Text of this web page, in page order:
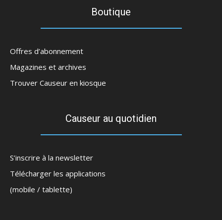
Boutique
Offres d’abonnement
Magazines et archives
Trouver Causeur en kiosque
Causeur au quotidien
S’inscrire à la newsletter
Télécharger les applications
(mobile / tablette)